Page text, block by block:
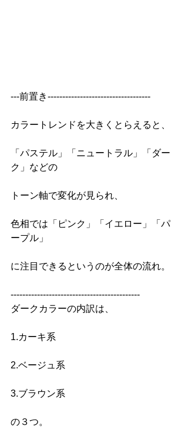
---前置き-----------------------------------
カラートレンドを大きくとらえると、
「パステル」「ニュートラル」「ダー
ク」などの
トーン軸で変化が見られ、
色相では「ピンク」「イエロー」「パ
ープル」
に注目できるというのが全体の流れ。
--------------------------------------------
ダークカラーの内訳は、
1.カーキ系
2.ベージュ系
3.ブラウン系
の３つ。